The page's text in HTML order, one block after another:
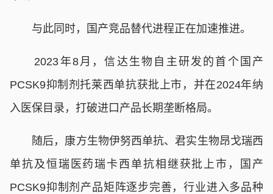
与此同时，国产竞品替代进程正在加速推进。
2023年8月，信达生物自主研发的首个国产
PCSK9抑制剂托莱西单抗获批上市，并在2024年纳
入医保目录，打破进口产品长期垄断格局。
随后，康方生物伊努西单抗、君实生物昂戈瑞西
单抗及恒瑞医药瑞卡西单抗相继获批上市，国产
PCSK9抑制剂产品矩阵逐步完善，行业进入多品种